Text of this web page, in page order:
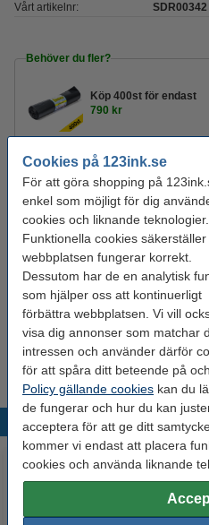
Cookies på 123ink.se
För att göra shopping på
enkel som möjligt för dig
cookies och liknande teknologier.
Funktionella cookies säkerställer
webbplatsen fungerar korrekt.
Dessutom har de en analytisk
som hjälper oss att kontinuerligt
förbättra webbplatsen. Vi vill
visa dig annonser som matchar
intressen och använder därför
för att spåra ditt beteende på
Policy gällande cookies kan du
de fungerar och hur du kan
acceptera för att ge ditt
kommer vi endast att placera
cookies och använda liknande
Vårt artikelnr: SDR00342
Behöver du fler?
Köp 400st för endast
790 kr
Glöm inte att beställa!
Våtservetter 48/fp |
29 kr
Hushållspapper 2-lag |
29 kr
Nitrilhandskar M (8) |
hy@pro
115 kr
Populära